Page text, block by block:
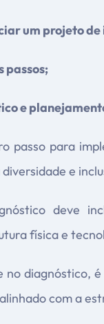
um projeto de
passos;
e
passo para
e
deve
física e
no diagnóstico,
com a